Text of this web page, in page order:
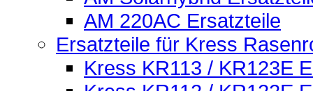
AM 220AC Ersatzteile
Ersatzteile für Kress
Kress KR113 / KR123E